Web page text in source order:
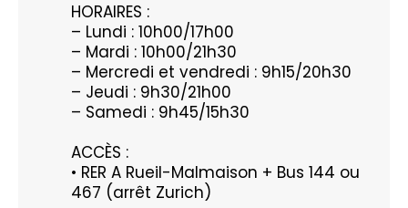
HORAIRES :
– Lundi : 10h00/17h00
– Mardi : 10h00/21h30
– Mercredi et vendredi : 9h15/20h30
– Jeudi : 9h30/21h00
– Samedi : 9h45/15h30
ACCÈS :
• RER A Rueil-Malmaison + Bus 144 ou
467 (arrêt Zurich)